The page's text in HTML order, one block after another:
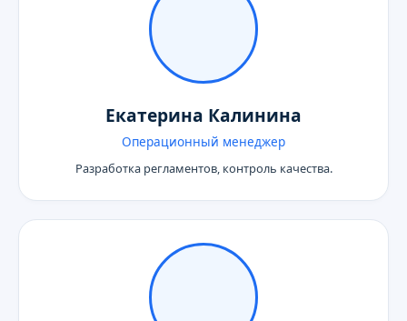
Екатерина Калинина
Операционный менеджер
Разработка регламентов, контроль качества.